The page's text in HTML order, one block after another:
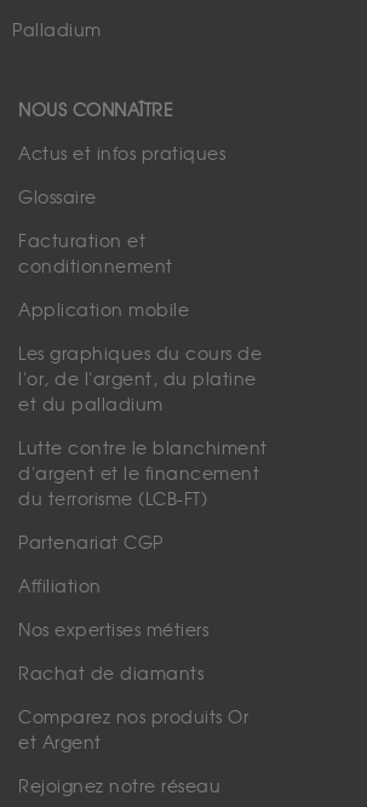
Palladium
NOUS CONNAÎTRE
Actus et infos pratiques
Glossaire
Facturation et
conditionnement
Application mobile
Les graphiques du cours de
l'or, de l'argent, du platine
et du palladium
Lutte contre le blanchiment
d'argent et le financement
du terrorisme (LCB-FT)
Partenariat CGP
Affiliation
Nos expertises métiers
Rachat de diamants
Comparez nos produits Or
et Argent
Rejoignez notre réseau